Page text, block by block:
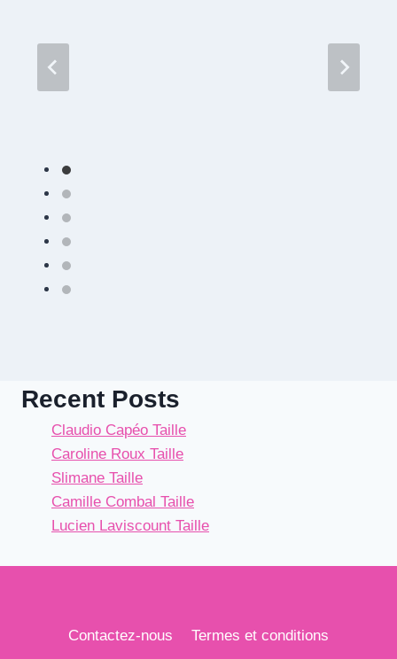
Recent Posts
Claudio Capéo Taille
Caroline Roux Taille
Slimane Taille
Camille Combal Taille
Lucien Laviscount Taille
Contactez-nous Termes et conditions